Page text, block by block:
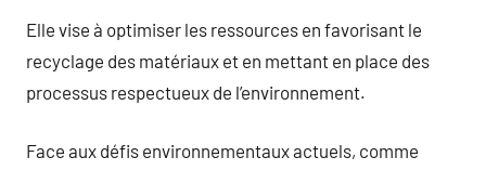
Elle vise à optimiser les ressources en favorisant le
recyclage des matériaux et en mettant en place des
processus respectueux de l’environnement.
Face aux défis environnementaux actuels, comme